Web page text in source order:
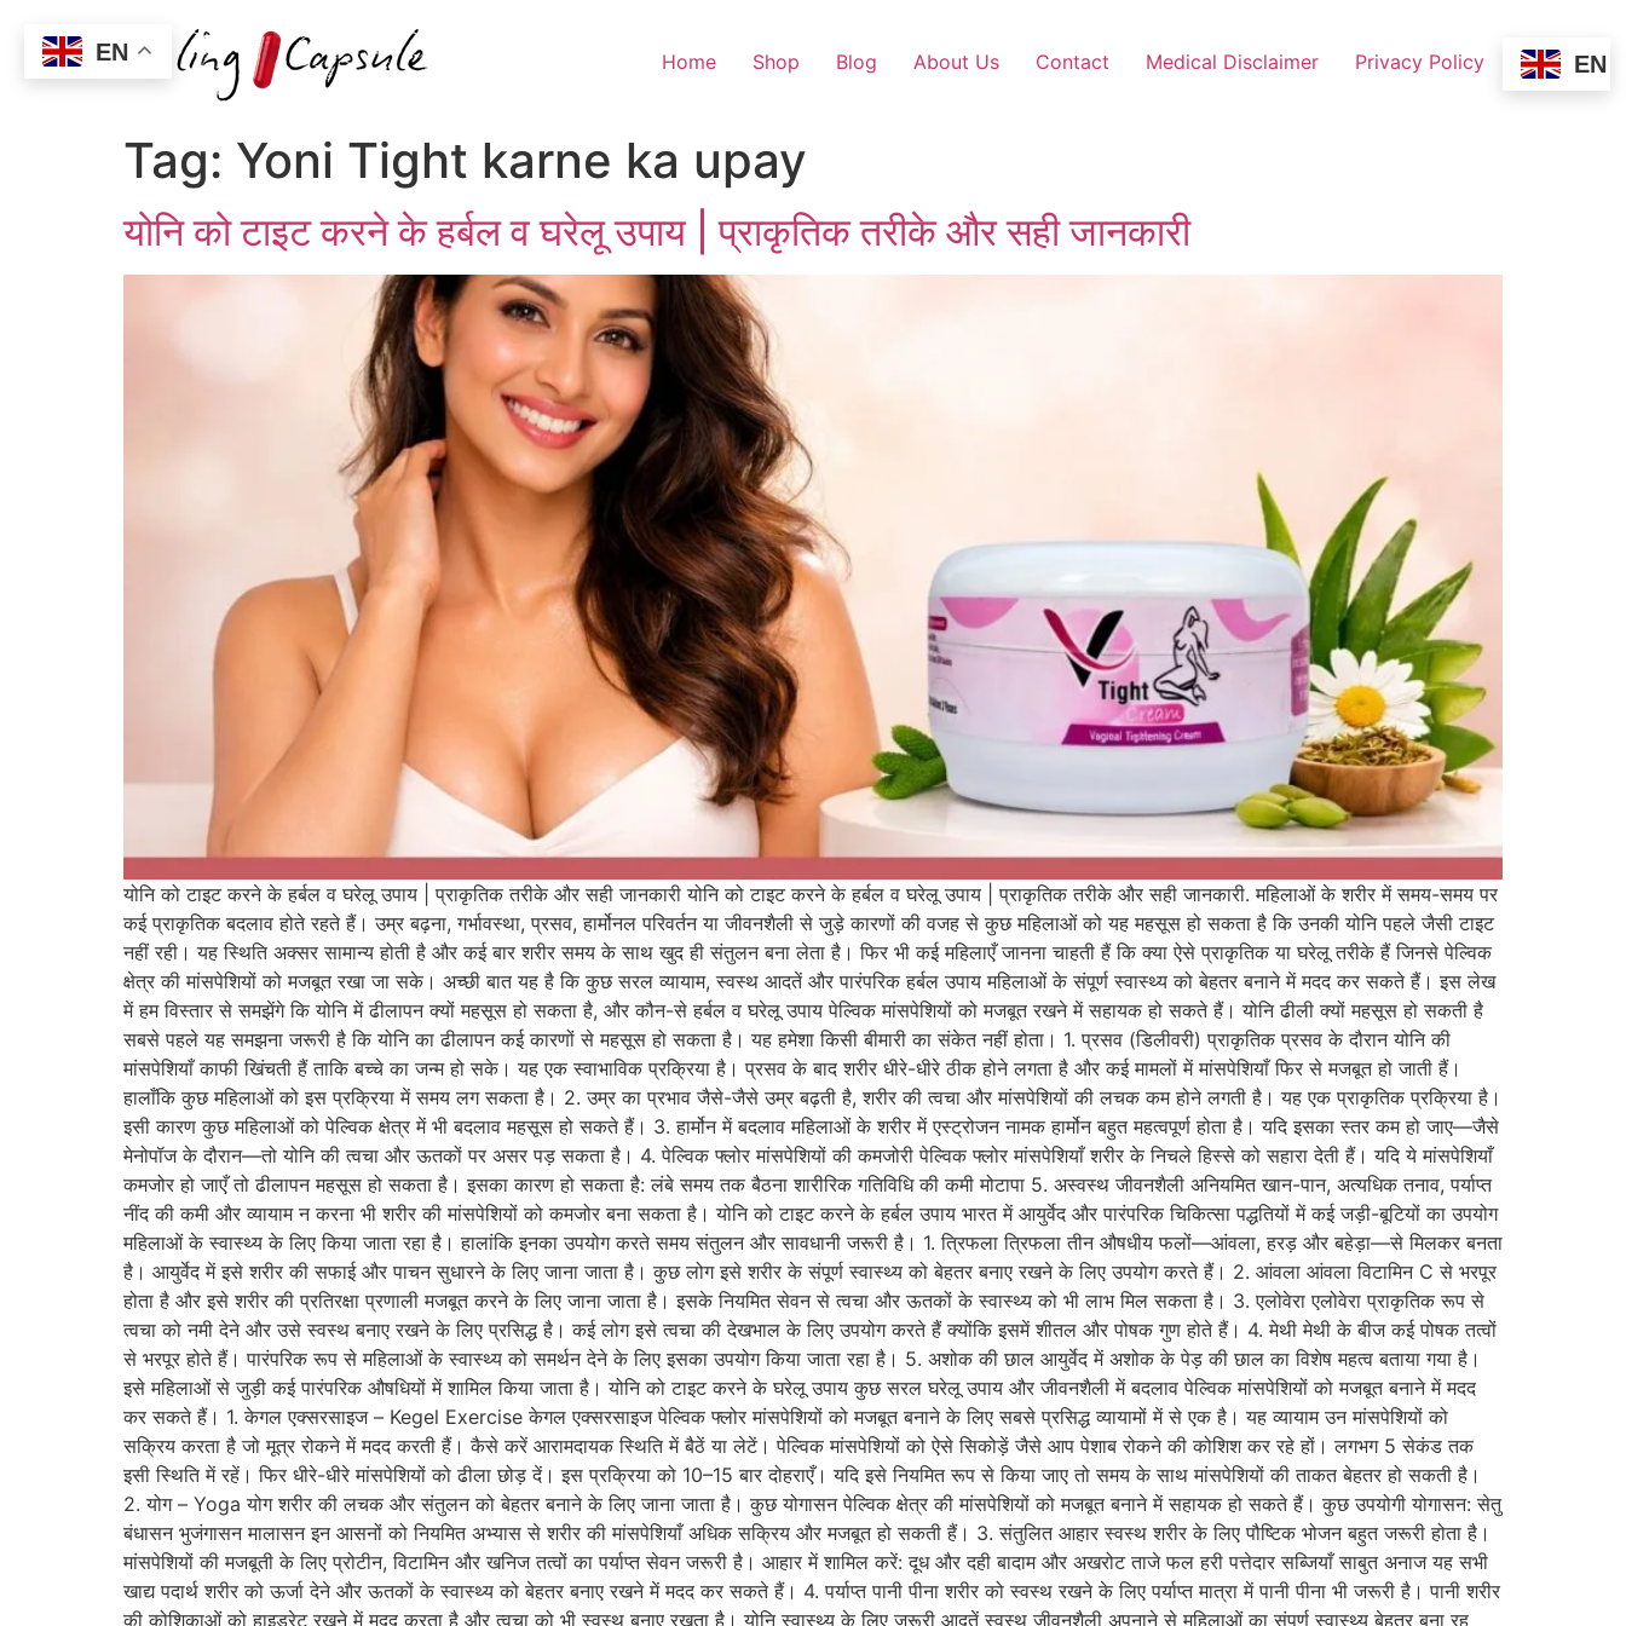
Home Shop Blog About Us Contact Medical Disclaimer Privacy Policy EN
Tag: Yoni Tight karne ka upay
योनि को टाइट करने के हर्बल व घरेलू उपाय | प्राकृतिक तरीके और सही जानकारी
योनि को टाइट करने के हर्बल व घरेलू उपाय | प्राकृतिक तरीके और सही जानकारी योनि को टाइट करने के हर्बल व घरेलू उपाय | प्राकृतिक तरीके और सही जानकारी. महिलाओं के शरीर में समय-समय पर
कई प्राकृतिक बदलाव होते रहते हैं। उम्र बढ़ना, गर्भावस्था, प्रसव, हार्मोनल परिवर्तन या जीवनशैली से जुड़े कारणों की वजह से कुछ महिलाओं को यह महसूस हो सकता है कि उनकी योनि पहले जैसी टाइट
नहीं रही। यह स्थिति अक्सर सामान्य होती है और कई बार शरीर समय के साथ खुद ही संतुलन बना लेता है। फिर भी कई महिलाएँ जानना चाहती हैं कि क्या ऐसे प्राकृतिक या घरेलू तरीके हैं जिनसे पेल्विक
क्षेत्र की मांसपेशियों को मजबूत रखा जा सके। अच्छी बात यह है कि कुछ सरल व्यायाम, स्वस्थ आदतें और पारंपरिक हर्बल उपाय महिलाओं के संपूर्ण स्वास्थ्य को बेहतर बनाने में मदद कर सकते हैं। इस लेख
में हम विस्तार से समझेंगे कि योनि में ढीलापन क्यों महसूस हो सकता है, और कौन-से हर्बल व घरेलू उपाय पेल्विक मांसपेशियों को मजबूत रखने में सहायक हो सकते हैं। योनि ढीली क्यों महसूस हो सकती है
सबसे पहले यह समझना जरूरी है कि योनि का ढीलापन कई कारणों से महसूस हो सकता है। यह हमेशा किसी बीमारी का संकेत नहीं होता। 1. प्रसव (डिलीवरी) प्राकृतिक प्रसव के दौरान योनि की
मांसपेशियाँ काफी खिंचती हैं ताकि बच्चे का जन्म हो सके। यह एक स्वाभाविक प्रक्रिया है। प्रसव के बाद शरीर धीरे-धीरे ठीक होने लगता है और कई मामलों में मांसपेशियाँ फिर से मजबूत हो जाती हैं।
हालाँकि कुछ महिलाओं को इस प्रक्रिया में समय लग सकता है। 2. उम्र का प्रभाव जैसे-जैसे उम्र बढ़ती है, शरीर की त्वचा और मांसपेशियों की लचक कम होने लगती है। यह एक प्राकृतिक प्रक्रिया है।
इसी कारण कुछ महिलाओं को पेल्विक क्षेत्र में भी बदलाव महसूस हो सकते हैं। 3. हार्मोन में बदलाव महिलाओं के शरीर में एस्ट्रोजन नामक हार्मोन बहुत महत्वपूर्ण होता है। यदि इसका स्तर कम हो जाए—जैसे
मेनोपॉज के दौरान—तो योनि की त्वचा और ऊतकों पर असर पड़ सकता है। 4. पेल्विक फ्लोर मांसपेशियों की कमजोरी पेल्विक फ्लोर मांसपेशियाँ शरीर के निचले हिस्से को सहारा देती हैं। यदि ये मांसपेशियाँ
कमजोर हो जाएँ तो ढीलापन महसूस हो सकता है। इसका कारण हो सकता है: लंबे समय तक बैठना शारीरिक गतिविधि की कमी मोटापा 5. अस्वस्थ जीवनशैली अनियमित खान-पान, अत्यधिक तनाव, पर्याप्त
नींद की कमी और व्यायाम न करना भी शरीर की मांसपेशियों को कमजोर बना सकता है। योनि को टाइट करने के हर्बल उपाय भारत में आयुर्वेद और पारंपरिक चिकित्सा पद्धतियों में कई जड़ी-बूटियों का उपयोग
महिलाओं के स्वास्थ्य के लिए किया जाता रहा है। हालांकि इनका उपयोग करते समय संतुलन और सावधानी जरूरी है। 1. त्रिफला त्रिफला तीन औषधीय फलों—आंवला, हरड़ और बहेड़ा—से मिलकर बनता
है। आयुर्वेद में इसे शरीर की सफाई और पाचन सुधारने के लिए जाना जाता है। कुछ लोग इसे शरीर के संपूर्ण स्वास्थ्य को बेहतर बनाए रखने के लिए उपयोग करते हैं। 2. आंवला आंवला विटामिन C से भरपूर
होता है और इसे शरीर की प्रतिरक्षा प्रणाली मजबूत करने के लिए जाना जाता है। इसके नियमित सेवन से त्वचा और ऊतकों के स्वास्थ्य को भी लाभ मिल सकता है। 3. एलोवेरा एलोवेरा प्राकृतिक रूप से
त्वचा को नमी देने और उसे स्वस्थ बनाए रखने के लिए प्रसिद्ध है। कई लोग इसे त्वचा की देखभाल के लिए उपयोग करते हैं क्योंकि इसमें शीतल और पोषक गुण होते हैं। 4. मेथी मेथी के बीज कई पोषक तत्वों
से भरपूर होते हैं। पारंपरिक रूप से महिलाओं के स्वास्थ्य को समर्थन देने के लिए इसका उपयोग किया जाता रहा है। 5. अशोक की छाल आयुर्वेद में अशोक के पेड़ की छाल का विशेष महत्व बताया गया है।
इसे महिलाओं से जुड़ी कई पारंपरिक औषधियों में शामिल किया जाता है। योनि को टाइट करने के घरेलू उपाय कुछ सरल घरेलू उपाय और जीवनशैली में बदलाव पेल्विक मांसपेशियों को मजबूत बनाने में मदद
कर सकते हैं। 1. केगल एक्सरसाइज – Kegel Exercise केगल एक्सरसाइज पेल्विक फ्लोर मांसपेशियों को मजबूत बनाने के लिए सबसे प्रसिद्ध व्यायामों में से एक है। यह व्यायाम उन मांसपेशियों को
सक्रिय करता है जो मूत्र रोकने में मदद करती हैं। कैसे करें आरामदायक स्थिति में बैठें या लेटें। पेल्विक मांसपेशियों को ऐसे सिकोड़ें जैसे आप पेशाब रोकने की कोशिश कर रहे हों। लगभग 5 सेकंड तक
इसी स्थिति में रहें। फिर धीरे-धीरे मांसपेशियों को ढीला छोड़ दें। इस प्रक्रिया को 10–15 बार दोहराएँ। यदि इसे नियमित रूप से किया जाए तो समय के साथ मांसपेशियों की ताकत बेहतर हो सकती है।
2. योग – Yoga योग शरीर की लचक और संतुलन को बेहतर बनाने के लिए जाना जाता है। कुछ योगासन पेल्विक क्षेत्र की मांसपेशियों को मजबूत बनाने में सहायक हो सकते हैं। कुछ उपयोगी योगासन: सेतु
बंधासन भुजंगासन मालासन इन आसनों को नियमित अभ्यास से शरीर की मांसपेशियाँ अधिक सक्रिय और मजबूत हो सकती हैं। 3. संतुलित आहार स्वस्थ शरीर के लिए पौष्टिक भोजन बहुत जरूरी होता है।
मांसपेशियों की मजबूती के लिए प्रोटीन, विटामिन और खनिज तत्वों का पर्याप्त सेवन जरूरी है। आहार में शामिल करें: दूध और दही बादाम और अखरोट ताजे फल हरी पत्तेदार सब्जियाँ साबुत अनाज यह सभी
खाद्य पदार्थ शरीर को ऊर्जा देने और ऊतकों के स्वास्थ्य को बेहतर बनाए रखने में मदद कर सकते हैं। 4. पर्याप्त पानी पीना शरीर को स्वस्थ रखने के लिए पर्याप्त मात्रा में पानी पीना भी जरूरी है। पानी शरीर
की कोशिकाओं को हाइड्रेट रखने में मदद करता है और त्वचा को भी स्वस्थ बनाए रखता है। योनि स्वास्थ्य के लिए जरूरी आदतें स्वस्थ जीवनशैली अपनाने से महिलाओं का संपूर्ण स्वास्थ्य बेहतर बना रह
EN